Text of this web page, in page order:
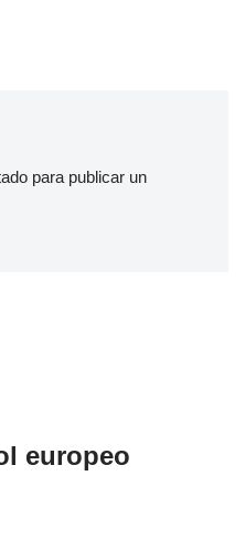
para publicar un
europeo